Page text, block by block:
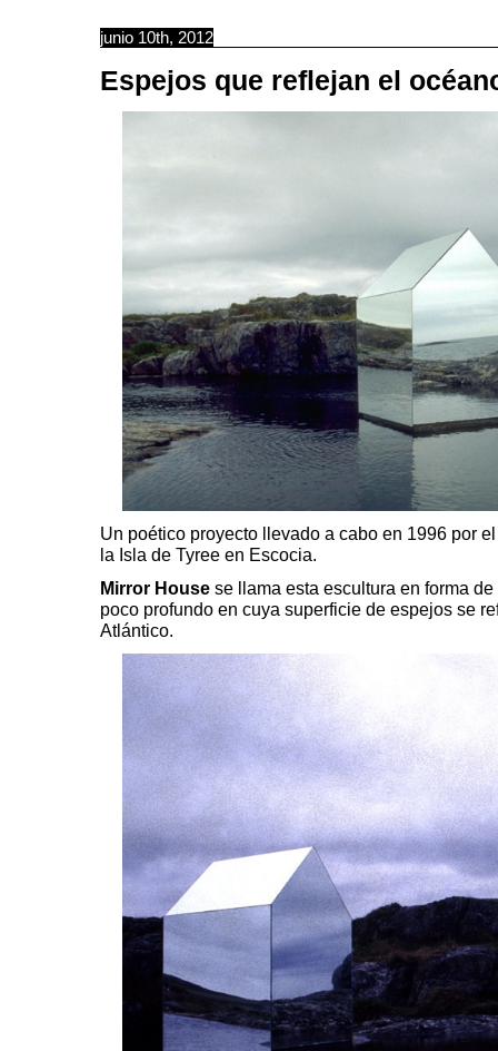
materiales
junio 10th, 2012
Espejos que reflejan el
Un poético proyecto llevado a cabo en 1996 por
la Isla de Tyree en Escocia.
Mirror House se llama esta escultura en forma
poco profundo en cuya superficie de espejos se
Atlántico.